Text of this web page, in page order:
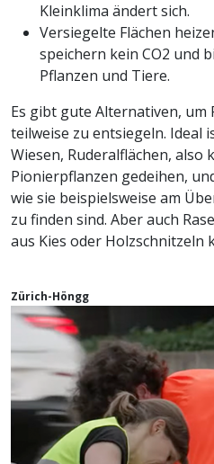
Kleinklima ändert sich.
Versiegelte Flächen
speichern kein CO2 und
Pflanzen und Tiere.
Es gibt gute Alternativen, um
teilweise zu entsiegeln. Ideal
Wiesen, Ruderalflächen, also
Pionierpflanzen gedeihen,
wie sie beispielsweise am
zu finden sind. Aber auch
aus Kies oder Holzschnitzeln
Zürich-Höngg